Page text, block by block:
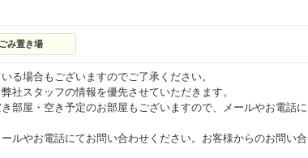
ごみ置き場
る場合もございますのでご了承ください。
社スタッフの情報を優先させていただきます。
部屋・空き予定のお部屋もございますので、メールやお電話に
ルやお電話にてお問い合わせください。お客様からのお問い合